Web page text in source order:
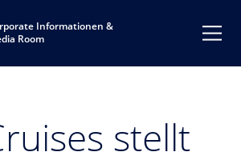
Informationen &
Room
stellt